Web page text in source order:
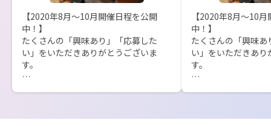
【2020年8月〜10月開催日程を公開
中！】
たくさんの「興味あり」「応募した
い」をいただきありがとうございま
す。
【2020年8月〜10
中！】
たくさんの「興味あ
い」をいただきあり
す。